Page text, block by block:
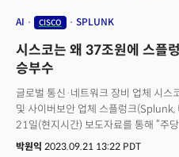
AI CISCO SPLUNK
시스코는 왜 37조원에 스플
승부수
글로벌 통신·네트워크 장비 업체 시스
및 사이버보안 업체 스플렁크(Splunk,
21일(현지시간) 보도자료를 통해 “주
인수한다”고 밝혔다. 발행주식수로 계
박원익 2023.09.21 13:22 PDT